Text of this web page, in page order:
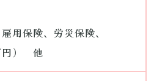
用保険、労災保険、
円） 他